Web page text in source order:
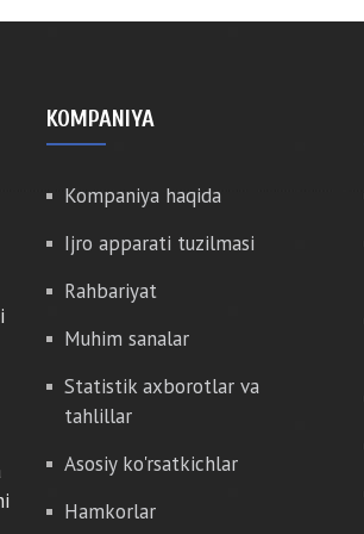
KOMPANIYA
Kompaniya haqida
Ijro apparati tuzilmasi
Rahbariyat
Muhim sanalar
Statistik axborotlar va
tahlillar
Asosiy ko'rsatkichlar
Hamkorlar